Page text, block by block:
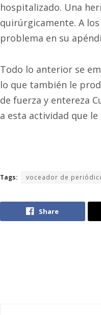
hospitalizado. Una
quirúrgicamente. A
problema en su
Todo lo anterior se
lo que también le
de fuerza y entereza
a esta actividad que le
Tags: voceador de
Share